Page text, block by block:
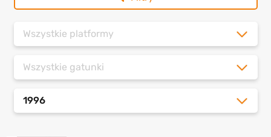
Wszystkie platformy
Wszystkie gatunki
1996